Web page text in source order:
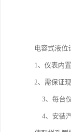
电容式液位
1、仪表内
2、需保证
3、每台仪
4、安装汽